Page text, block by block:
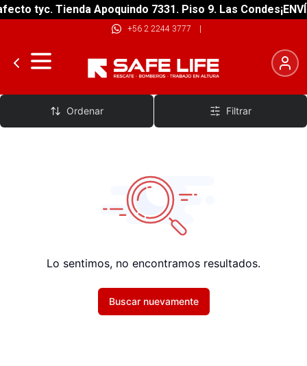
tyc. Tienda Apoquindo 7331. Piso 9. Las Condes
+56 2 2244 3777 |
Jersey
Ordenar Filtrar
Lo sentimos, no encontramos resultados.
Buscar nuevamente